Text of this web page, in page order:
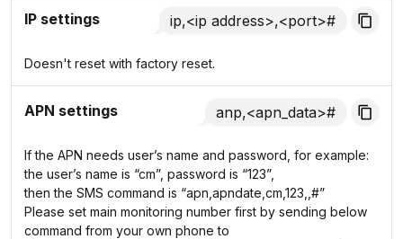
IP settings ip,<ip address>,<port>#
Doesn't reset with factory reset.
APN settings anp,<apn_data>#
If the APN needs user’s name and password, for example:
the user’s name is “cm”, password is “123”,
then the SMS command is “apn,apndate,cm,123,,#”
Please set main monitoring number first by sending below
command from your own phone to